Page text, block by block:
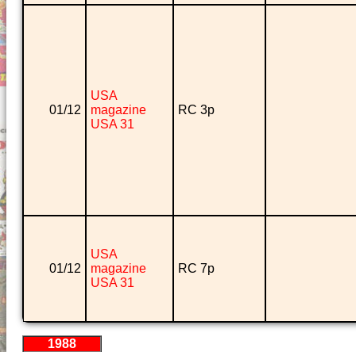
01/12
USA
magazine
USA 31
RC 3p
01/12
USA
magazine
USA 31
RC 7p
1988